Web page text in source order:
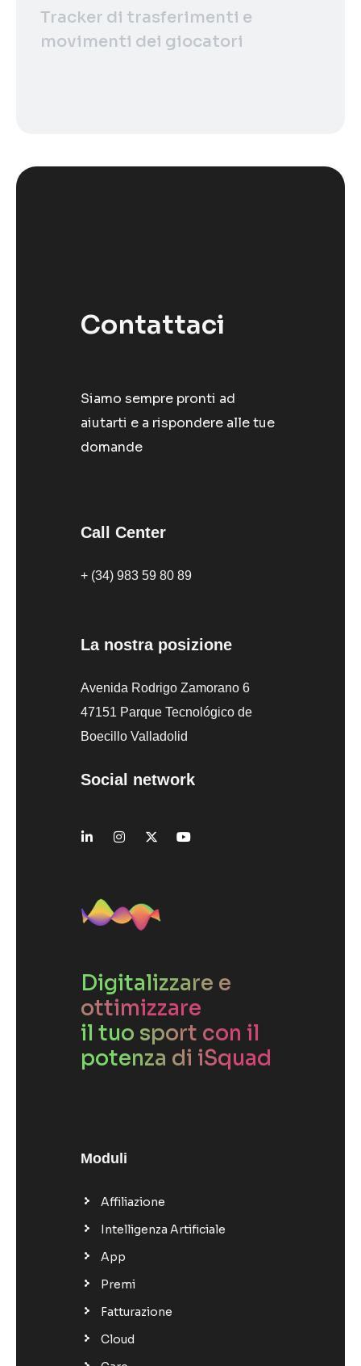
Tracker di trasferimenti e
movimenti dei giocatori
Contattaci
Siamo sempre pronti ad
aiutarti e a rispondere alle tue
domande
Call Center
+ (34) 983 59 80 89
La nostra posizione
Avenida Rodrigo Zamorano 6
47151 Parque Tecnológico de
Boecillo Valladolid
Social network
Digitalizzare e
ottimizzare
il tuo sport con il
potenza di iSquad
Moduli
Affiliazione
Intelligenza Artificiale
App
Premi
Fatturazione
Cloud